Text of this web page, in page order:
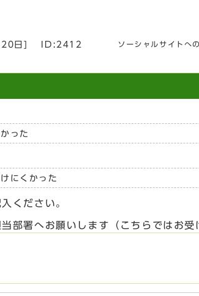
日 ID:2412 ソーシャルサイトへ
った
にくかった
ください。
部署へお願いします（こちらではお受